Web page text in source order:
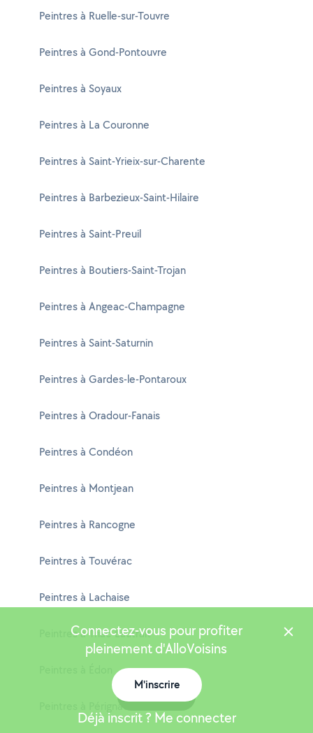
Peintres à Ruelle-sur-Touvre
Peintres à Gond-Pontouvre
Peintres à Soyaux
Peintres à La Couronne
Peintres à Saint-Yrieix-sur-Charente
Peintres à Barbezieux-Saint-Hilaire
Peintres à Saint-Preuil
Peintres à Boutiers-Saint-Trojan
Peintres à Angeac-Champagne
Peintres à Saint-Saturnin
Peintres à Gardes-le-Pontaroux
Peintres à Oradour-Fanais
Peintres à Condéon
Peintres à Montjean
Peintres à Rancogne
Peintres à Touvérac
Peintres à Lachaise
Peintres à Triac-Lautrait
Peintres à Pérignac
Connectez-vous pour profiter
pleinement d'AlloVoisins
M'inscrire
Déjà inscrit ? Me connecter